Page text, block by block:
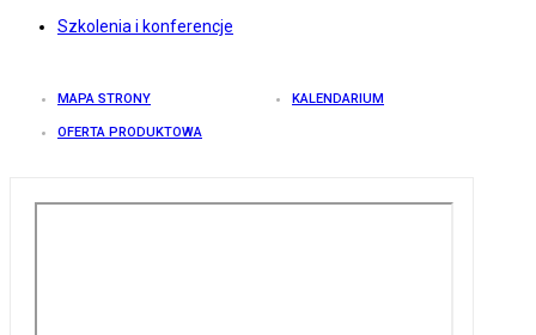
Szkolenia i konferencje
MAPA STRONY KALENDARIUM
OFERTA PRODUKTOWA